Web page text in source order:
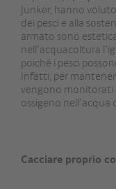
Junker, hanno
dei pesci e alla
armato sono
nell’acquacoltura
poiché i pesci
Infatti, per
vengono monitorati
ossigeno nell’acqua
Cacciare proprio